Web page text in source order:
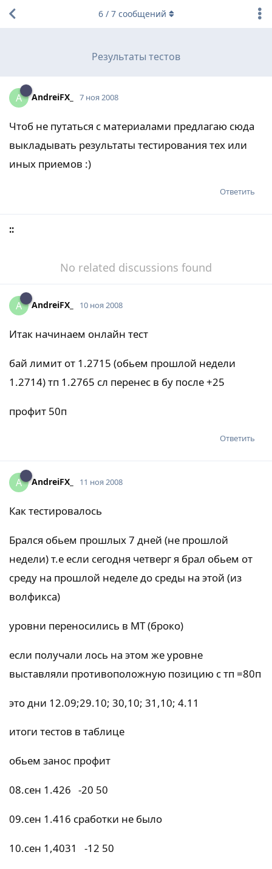
Результаты тестов
6/ 7сообщений
A AndreiFX_ 7 ноя 2008
Чтоб не путаться с материалами предлагаю сюда
выкладывать результаты тестирования тех или
иных приемов :)
Ответить
::
No related discussions found
A AndreiFX_ 10 ноя 2008
Итак начинаем онлайн тест
бай лимит от 1.2715 (обьем прошлой недели
1.2714) тп 1.2765 сл перенес в бу после +25
профит 50п
Ответить
A AndreiFX_ 11 ноя 2008
Как тестировалось
Брался обьем прошлых 7 дней (не прошлой
недели) т.е если сегодня четверг я брал обьем от
среду на прошлой неделе до среды на этой (из
волфикса)
уровни переносились в МТ (броко)
если получали лось на этом же уровне
выставляли противоположную позицию с тп =80п
это дни 12.09;29.10; 30,10; 31,10; 4.11
итоги тестов в таблице
обьем занос профит
08.сен 1.426 -20 50
09.сен 1.416 сработки не было
10.сен 1,4031 -12 50